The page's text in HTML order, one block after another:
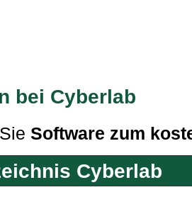
bei Cyberlab
Software zum
Cyberlab